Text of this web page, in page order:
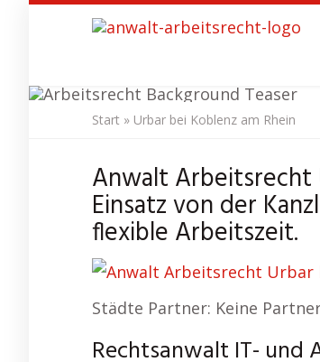
content
Anwalt
Start » Urbar bei Koblenz am Rhein
Anwalt Arbeitsrecht
Einsatz von der
flexible Arbeitszeit.
Städte Partner: Keine
Rechtsanwalt IT- und